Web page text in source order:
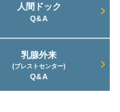
人間ドック
Q&A
乳腺外来
(ブレストセンター)
Q&A